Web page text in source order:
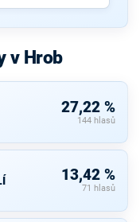
v Hrob
27,22 %
144 hlasů
13,42 %
71 hlasů